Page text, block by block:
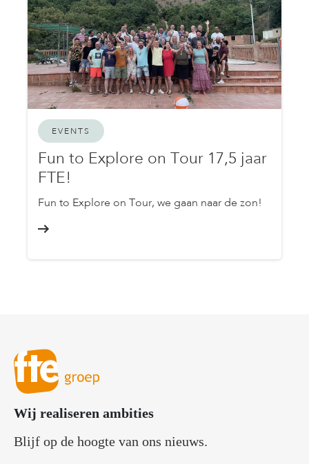
EVENTS
Fun to Explore on Tour 17,5 jaar
FTE!
Fun to Explore on Tour, we gaan naar de zon!
Wij realiseren ambities
Blijf op de hoogte van ons nieuws.